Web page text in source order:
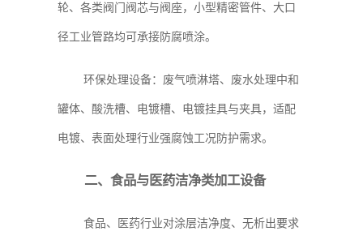
轮、各类阀门阀芯与阀座，小型精密管件、大口
径工业管路均可承接防腐喷涂。
环保处理设备：废气喷淋塔、废水处理中和
罐体、酸洗槽、电镀槽、电镀挂具与夹具，适配
电镀、表面处理行业强腐蚀工况防护需求。
二、食品与医药洁净类加工设备
食品、医药行业对涂层洁净度、无析出要求